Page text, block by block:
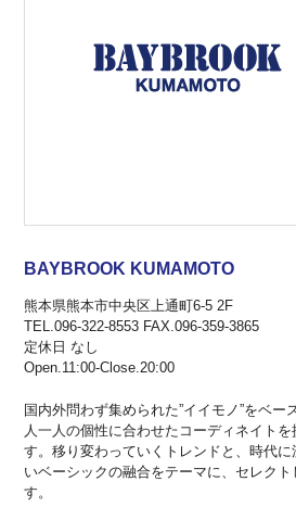
BAYBROOK KUMAMOTO
熊本県熊本市中央区上通町6-5 2F
TEL.096-322-8553 FAX.096-359-3865
定休日 なし
Open.11:00-Close.20:00
国内外問わず集められた”イイモノ”をベー
人一人の個性に合わせたコーディネイトを
す。移り変わっていくトレンドと、時代に
いベーシックの融合をテーマに、セレクト
す。